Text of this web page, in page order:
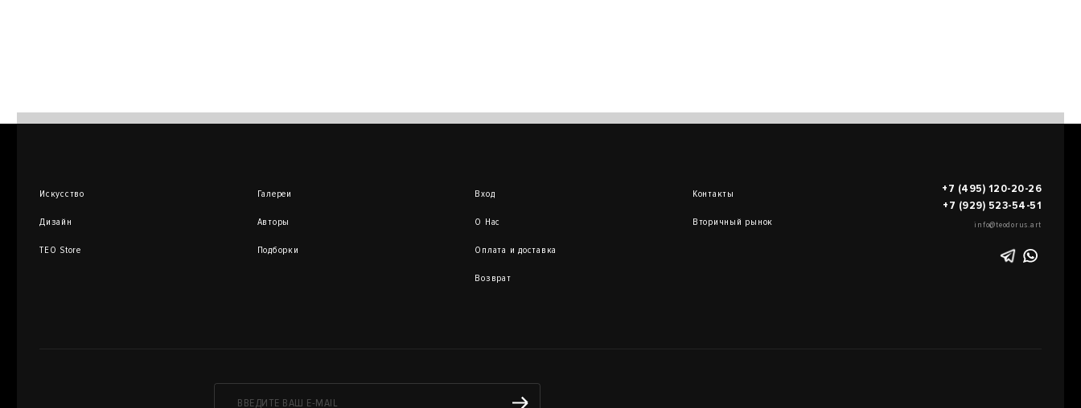
Искусство
Дизайн
TEO Store
Галереи
Авторы
Подборки
Вход
О Нас
Оплата и доставка
Возврат
Контакты
Вторичный рынок
+7 (495) 120-20-26
+7 (929) 523-54-51
info@teodorus.art